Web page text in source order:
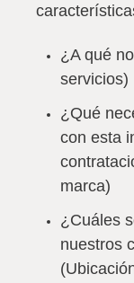
¿A qué
servicios)
¿Qué
con esta
marca)
¿Cuáles
nuestros